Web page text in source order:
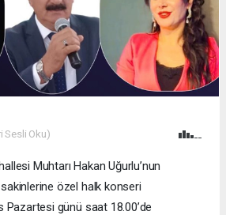
Sesli Oku)
Muhtarı Hakan Uğurlu’nun
özel halk konseri
Pazartesi günü saat 18.00’de